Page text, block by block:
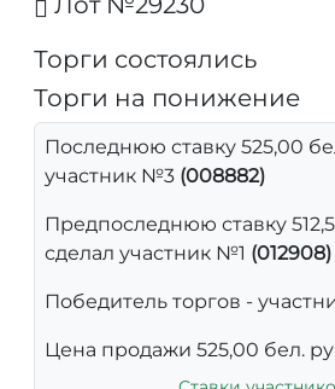
Торги состоялись
Торги на понижение
Последнюю ставку 525,00
участник №3 (008882)
Предпоследнюю ставку
сделал участник №1 (012908)
Победитель торгов -
Цена продажи 525,00 бел.